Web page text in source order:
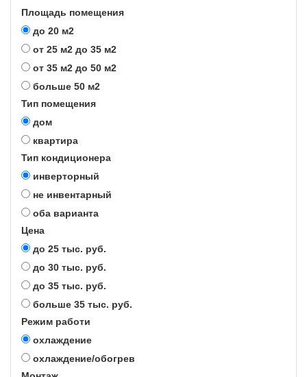
Площадь помещения
до 20 м2
от 25 м2 до 35 м2
от 35 м2 до 50 м2
больше 50 м2
Тип помещения
дом
квартира
Тип кондиционера
инверторный
не инвентарный
оба варианта
Цена
до 25 тыс. руб.
до 30 тыс. руб.
до 35 тыс. руб.
больше 35 тыс. руб.
Режим работи
охлаждение
охлаждение/обогрев